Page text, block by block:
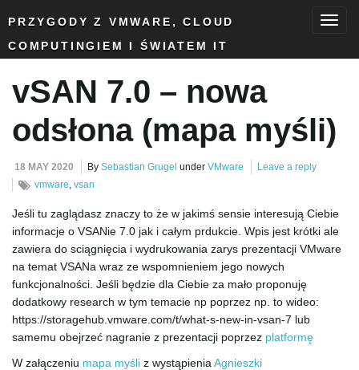
o
g
PRZYGODY Z VMWARE, CLOUD
COMPUTINGIEM I ŚWIATEM IT
vSAN 7.0 – nowa
odsłona (mapa myśli)
18 MAY 2020 By Sebastian Grugel under VMware
Leave a reply
vmware, vsan
Jeśli tu zaglądasz znaczy to że w jakimś sensie interesują Ciebie
informacje o VSANie 7.0 jak i całym prdukcie. Wpis jest krótki ale
zawiera do sciągnięcia i wydrukowania zarys prezentacji VMware
na temat VSANa wraz ze wspomnieniem jego nowych
funkcjonalności. Jeśli będzie dla Ciebie za mało proponuję
dodatkowy research w tym temacie np poprzez np. to wideo:
https://storagehub.vmware.com/t/what-s-new-in-vsan-7 lub
samemu obejrzeć nagranie z prezentacji poprzez platformę
W załączeniu mapa myśli z wystąpienia Agnieszki